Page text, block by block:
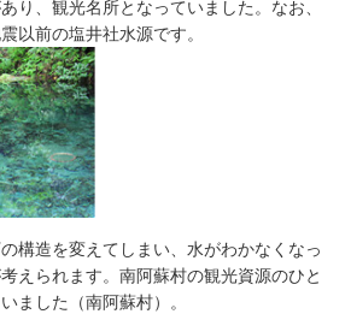
り、観光名所となっていました。なお、
以前の塩井社水源です。
構造を変えてしまい、水がわかなくなっ
えられます。南阿蘇村の観光資源のひと
ました（南阿蘇村）。